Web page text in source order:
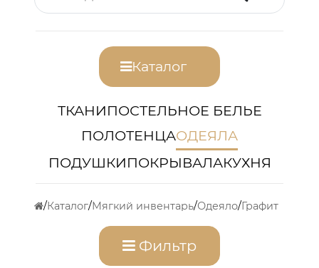
Каталог
ТКАНИПОСТЕЛЬНОЕ БЕЛЬЕ
ПОЛОТЕНЦАОДЕЯЛА
ПОДУШКИПОКРЫВАЛАКУХНЯ
Каталог Мягкий инвентарь Одеяло Графит
Фильтр